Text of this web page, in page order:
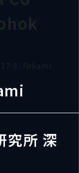
S. Fukami
究所 深